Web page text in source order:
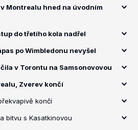
Montrealu hned na úvodním
do třetího kola nadřel
po Wimbledonu nevyšel
v Torontu na Samsonovovou
Zverev končí
končí
bitvu s Kasatkinovou